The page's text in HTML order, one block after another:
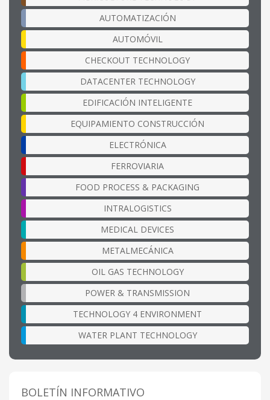
AUTOMATIZACIÓN
AUTOMÓVIL
CHECKOUT TECHNOLOGY
DATACENTER TECHNOLOGY
EDIFICACIÓN INTELIGENTE
EQUIPAMIENTO CONSTRUCCIÓN
ELECTRÓNICA
FERROVIARIA
FOOD PROCESS & PACKAGING
INTRALOGISTICS
MEDICAL DEVICES
METALMECÁNICA
OIL GAS TECHNOLOGY
POWER & TRANSMISSION
TECHNOLOGY 4 ENVIRONMENT
WATER PLANT TECHNOLOGY
BOLETÍN INFORMATIVO